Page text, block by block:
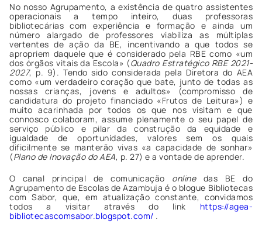
No nosso Agrupamento, a existência de quatro assistentes
operacionais a tempo inteiro, duas professoras
bibliotecárias com experiência e formação e ainda um
número alargado de professores viabiliza as múltiplas
vertentes de ação da BE, incentivando a que todos se
apropriem daquele que é considerado pela RBE como «um
dos órgãos vitais da Escola» (Quadro Estratégico RBE 2021-
2027, p. 9). Tendo sido considerada pela Diretora do AEA
como «um verdadeiro coração que bate, junto de todas as
nossas crianças, jovens e adultos» (compromisso de
candidatura do projeto financiado «Frutos de Leitura») e
muito acarinhada por todos os que nos visitam e que
connosco colaboram, assume plenamente o seu papel de
serviço público e pilar da construção da equidade e
igualdade de oportunidades, valores sem os quais
dificilmente se manterão vivas «a capacidade de sonhar»
(Plano de Inovação do AEA, p. 27) e a vontade de aprender.
O canal principal de comunicação onlinedas BE do
Agrupamento de Escolas de Azambuja é o blogue Bibliotecas
com Sabor, que, em atualização constante, convidamos
todos a visitar através do link https://agea-
bibliotecascomsabor.blogspot.com/ .